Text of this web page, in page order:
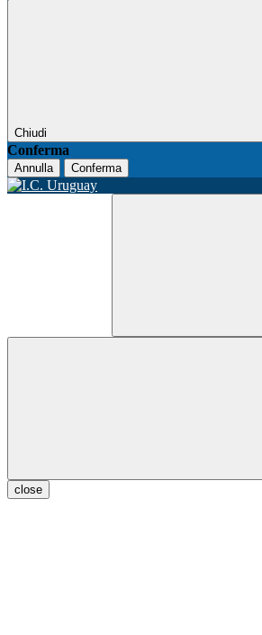
Chiudi
Conferma
Annulla Conferma
close